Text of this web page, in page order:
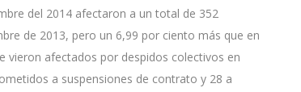
del 2014 afectaron a un total de 352
de 2013, pero un 6,99 por ciento más que en
vieron afectados por despidos colectivos en
a suspensiones de contrato y 28 a